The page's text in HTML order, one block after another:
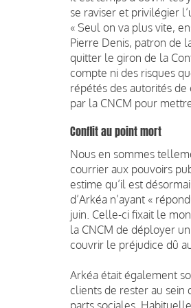
se raviser et privilégier
« Seul on va plus vite,
Pierre Denis, patron de
quitter le giron de la
compte ni des risques
répétés des autorités
par la CNCM pour
Conflit au point mort
Nous en sommes
courrier aux pouvoirs
estime qu’il est
d’Arkéa n’ayant «
juin. Celle-ci fixait le
la CNCM de déployer
couvrir le préjudice dû
Arkéa était également
clients de rester au sein
parts sociales.